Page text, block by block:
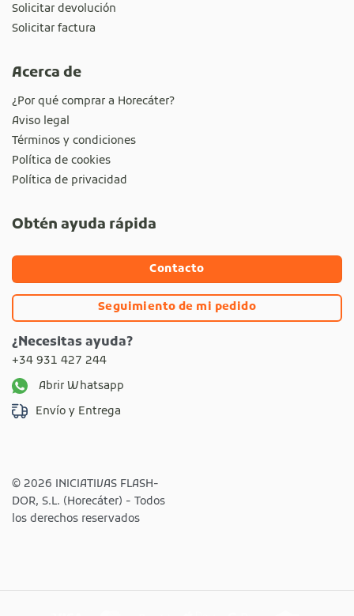
Solicitar devolución
Solicitar factura
Acerca de
¿Por qué comprar a Horecáter?
Aviso legal
Términos y condiciones
Política de cookies
Política de privacidad
Obtén ayuda rápida
Contacto
Seguimiento de mi pedido
¿Necesitas ayuda?
+34 931 427 244
Abrir Whatsapp
Envío y Entrega
© 2026 INICIATIVAS FLASH-
DOR, S.L. (Horecáter) - Todos
los derechos reservados